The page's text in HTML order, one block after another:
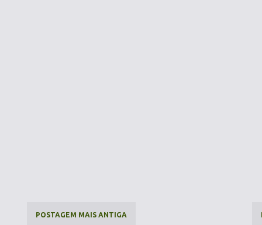
POSTAGEM MAIS ANTIGA